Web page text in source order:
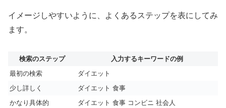
イメージしやすいように、よくあるステップを表にしてみ
ます。
検索のステップ
入力するキーワードの例
最初の検索
ダイエット
少し詳しく
ダイエット 食事
かなり具体的
ダイエット 食事 コンビニ 社会人